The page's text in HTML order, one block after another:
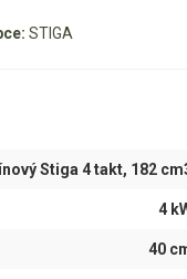
STIGA
Stiga 4 takt, 182
4
40